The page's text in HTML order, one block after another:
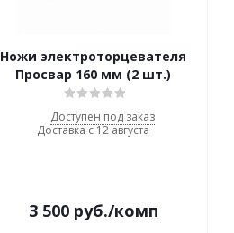
Ножи электроторцевателя
Просвар 160 мм (2 шт.)
Доступен под заказ
Доставка с 12 августа
3 500руб./комп